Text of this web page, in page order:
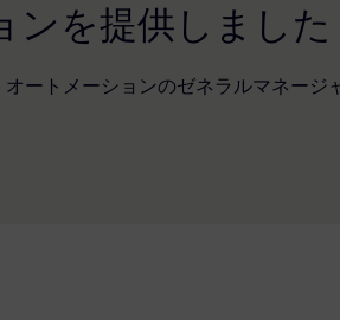
ンを提供しました
ートメーションのゼネラルマネー